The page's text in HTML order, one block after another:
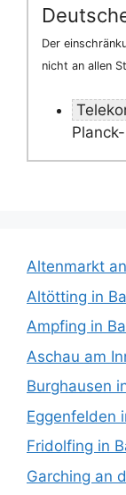
Der
nicht an allen
Altenmarkt
Altötting in
Ampfing in
Aschau am
Burghausen
Eggenfelden
Fridolfing in
Garching an